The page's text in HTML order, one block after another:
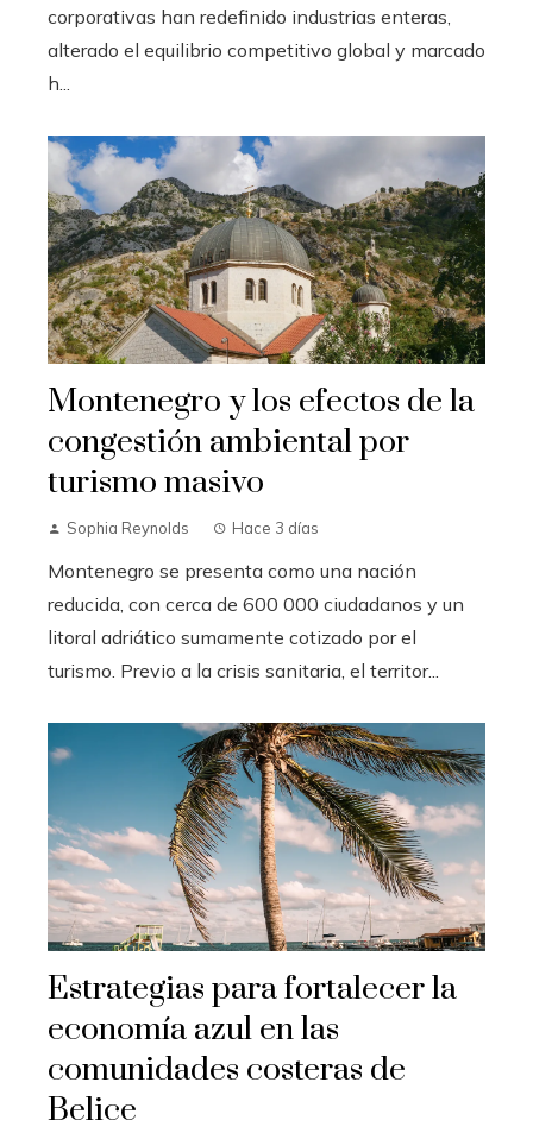
corporativas han redefinido industrias enteras,
alterado el equilibrio competitivo global y marcado
h...
Montenegro y los efectos de la
congestión ambiental por
turismo masivo
Sophia Reynolds Hace 3 días
Montenegro se presenta como una nación
reducida, con cerca de 600 000 ciudadanos y un
litoral adriático sumamente cotizado por el
turismo. Previo a la crisis sanitaria, el territor...
Estrategias para fortalecer la
economía azul en las
comunidades costeras de
Belice